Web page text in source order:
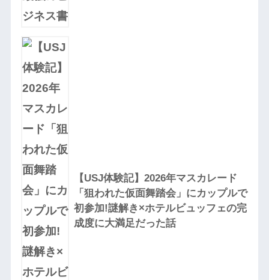
【USJ体験記】2026年マスカレード
「狙われた仮面舞踏会」にカップルで
初参加!謎解き×ホテルビュッフェの完
成度に大満足だった話